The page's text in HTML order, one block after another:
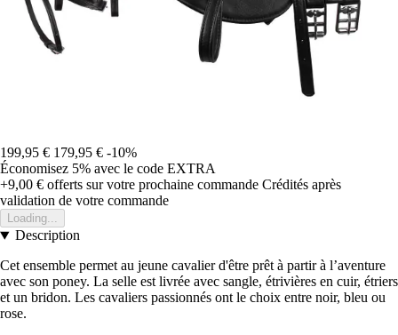
199,95 € 179,95 € -10%
Économisez 5% avec le code EXTRA
+9,00 € offerts sur votre prochaine commande Crédités après
validation de votre commande
Loading...
Description
Cet ensemble permet au jeune cavalier d'être prêt à partir à l’aventure
avec son poney. La selle est livrée avec sangle, étrivières en cuir, étriers
et un bridon. Les cavaliers passionnés ont le choix entre noir, bleu ou
rose.